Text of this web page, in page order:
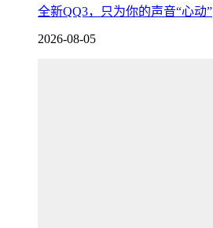
全新QQ3，只为你的声音“心动”
2026-08-05